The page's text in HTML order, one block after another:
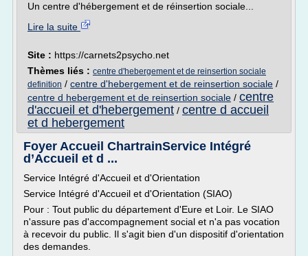
Un centre d'hébergement et de réinsertion sociale...
Lire la suite
Site : https://carnets2psycho.net
Thèmes liés : centre d'hebergement et de reinsertion sociale
definition / centre d'hebergement et de reinsertion sociale /
centre d hebergement et de reinsertion sociale / centre
d'accueil et d'hebergement / centre d accueil
et d hebergement
Foyer Accueil ChartrainService Intégré
d’Accueil et d ...
Service Intégré d'Accueil et d'Orientation
Service Intégré d'Accueil et d'Orientation (SIAO)
Pour : Tout public du département d'Eure et Loir. Le SIAO
n'assure pas d'accompagnement social et n'a pas vocation
à recevoir du public. Il s'agit bien d'un dispositif d'orientation
des demandes.